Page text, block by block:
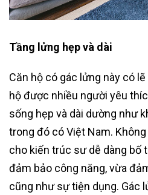
Tầng lửng hẹp và dài
Căn hộ có gác lửng này có
hộ được nhiều người yêu
sống hẹp và dài dường như
trong đó có Việt Nam.
cho kiến trúc sư dễ dàng bố
đảm bảo công năng, vừa
cũng như sự tiện dụng. Gác